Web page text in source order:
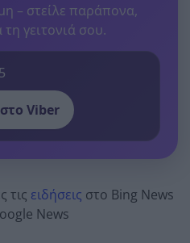
– στείλε παράπονα,
τη γειτονιά σου.
Viber
τις ειδήσεις στο Bing News
News